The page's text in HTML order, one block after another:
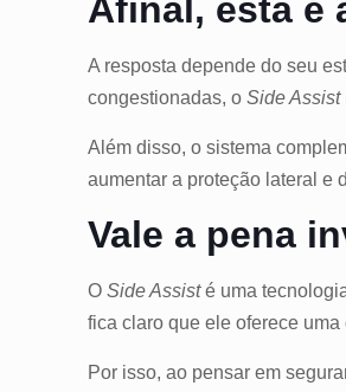
Afinal, esta é
A resposta depende do seu
congestionadas, oSide Assist
Além disso, o sistema
aumentar a proteção lateral e
Vale a pena
OSide Assisté uma
fica claro que ele oferece
Por isso, ao pensar em